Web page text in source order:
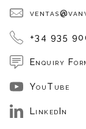
+34 935
Enquiry
YouTube
LinkedIn